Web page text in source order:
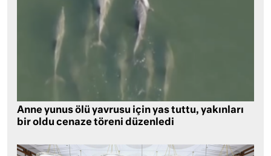
Anne yunus ölü yavrusu için yas tuttu, yakınları
bir oldu cenaze töreni düzenledi